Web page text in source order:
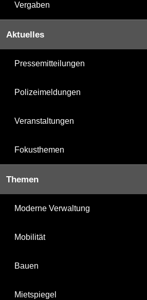
Vergaben
Aktuelles
Pressemitteilungen
Polizeimeldungen
Veranstaltungen
Fokusthemen
Themen
Moderne Verwaltung
Mobilität
Bauen
Mietspiegel